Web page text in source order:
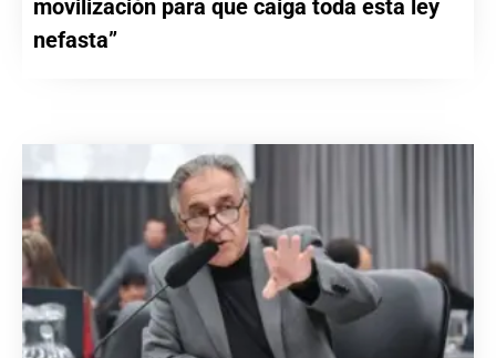
movilización para que caiga toda esta ley
nefasta”